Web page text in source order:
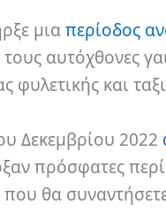
μιαπερίοδος
αυτόχθονες
φυλετικής και
Δεκεμβρίου 2022
πρόσφατες
που θα